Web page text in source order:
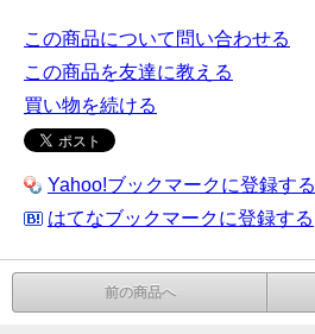
この商品について問い合わせる
この商品を友達に教える
買い物を続ける
Yahoo!ブックマークに登録する
はてなブックマークに登録する
前の商品へ